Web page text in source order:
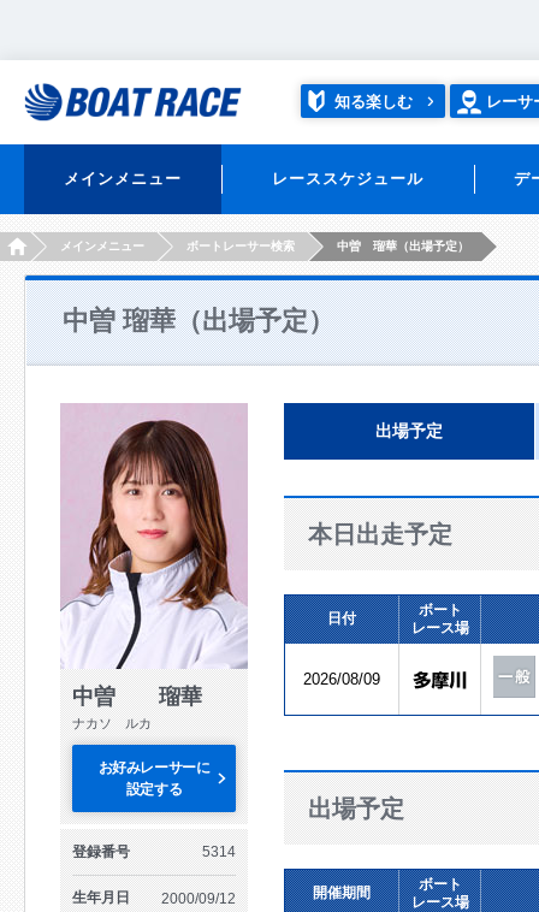
知る楽しむ レーサ
メインメニュー レーススケジュール デ
HOMEメインメニュー ボートレーサー検索 中曽 瑠華（出場予定）
中曽 瑠華（出場予定）
中曽 瑠華
ナカソ ルカ
お好みレーサーに
設定する
登録番号 5314
生年月日 2000/09/12
出場予定
本日出走予定
日付
ボート
レース場
2026/08/09
出場予定
開催期間
ボート
レース場